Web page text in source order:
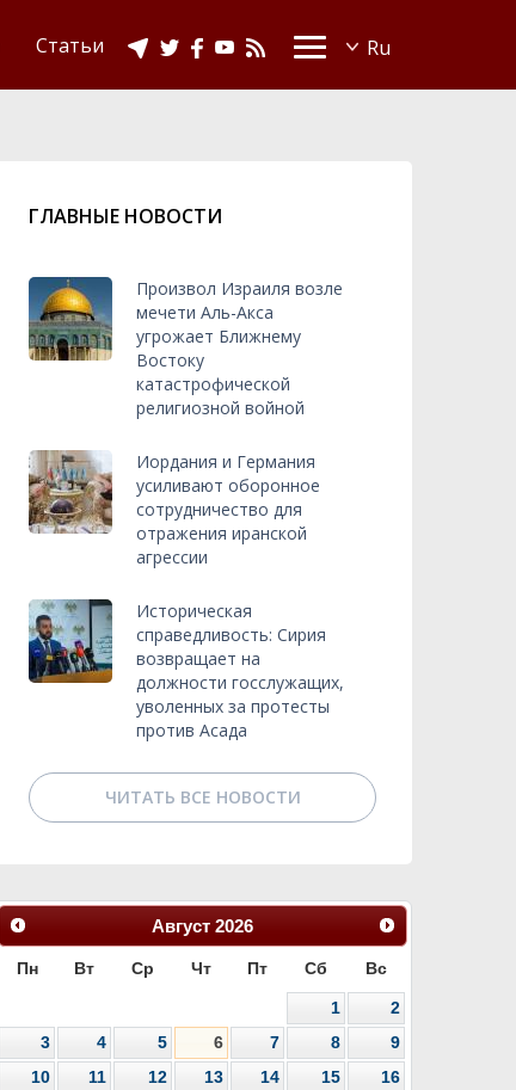
Статьи
ГЛАВНЫЕ НОВОСТИ
Произвол Израиля возле
мечети Аль-Акса
угрожает Ближнему
Востоку
катастрофической
религиозной войной
Иордания и Германия
усиливают оборонное
сотрудничество для
отражения иранской
агрессии
Историческая
справедливость: Сирия
возвращает на
должности госслужащих,
уволенных за протесты
против Асада
ЧИТАТЬ ВСЕ НОВОСТИ
Август 2026
Пн Вт Ср Чт Пт Сб Вс
1
2
3
4 5 6 7 8
9
10
11 12 13 14 15
16